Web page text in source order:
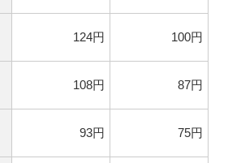
124円 100円
108円 87円
93円 75円